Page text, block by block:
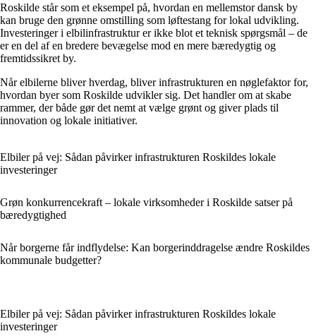
Roskilde står som et eksempel på, hvordan en mellemstor dansk by
kan bruge den grønne omstilling som løftestang for lokal udvikling.
Investeringer i elbilinfrastruktur er ikke blot et teknisk spørgsmål – de
er en del af en bredere bevægelse mod en mere bæredygtig og
fremtidssikret by.
Når elbilerne bliver hverdag, bliver infrastrukturen en nøglefaktor for,
hvordan byer som Roskilde udvikler sig. Det handler om at skabe
rammer, der både gør det nemt at vælge grønt og giver plads til
innovation og lokale initiativer.
Elbiler på vej: Sådan påvirker infrastrukturen Roskildes lokale
investeringer
Grøn konkurrencekraft – lokale virksomheder i Roskilde satser på
bæredygtighed
Når borgerne får indflydelse: Kan borgerinddragelse ændre Roskildes
kommunale budgetter?
Elbiler på vej: Sådan påvirker infrastrukturen Roskildes lokale
investeringer